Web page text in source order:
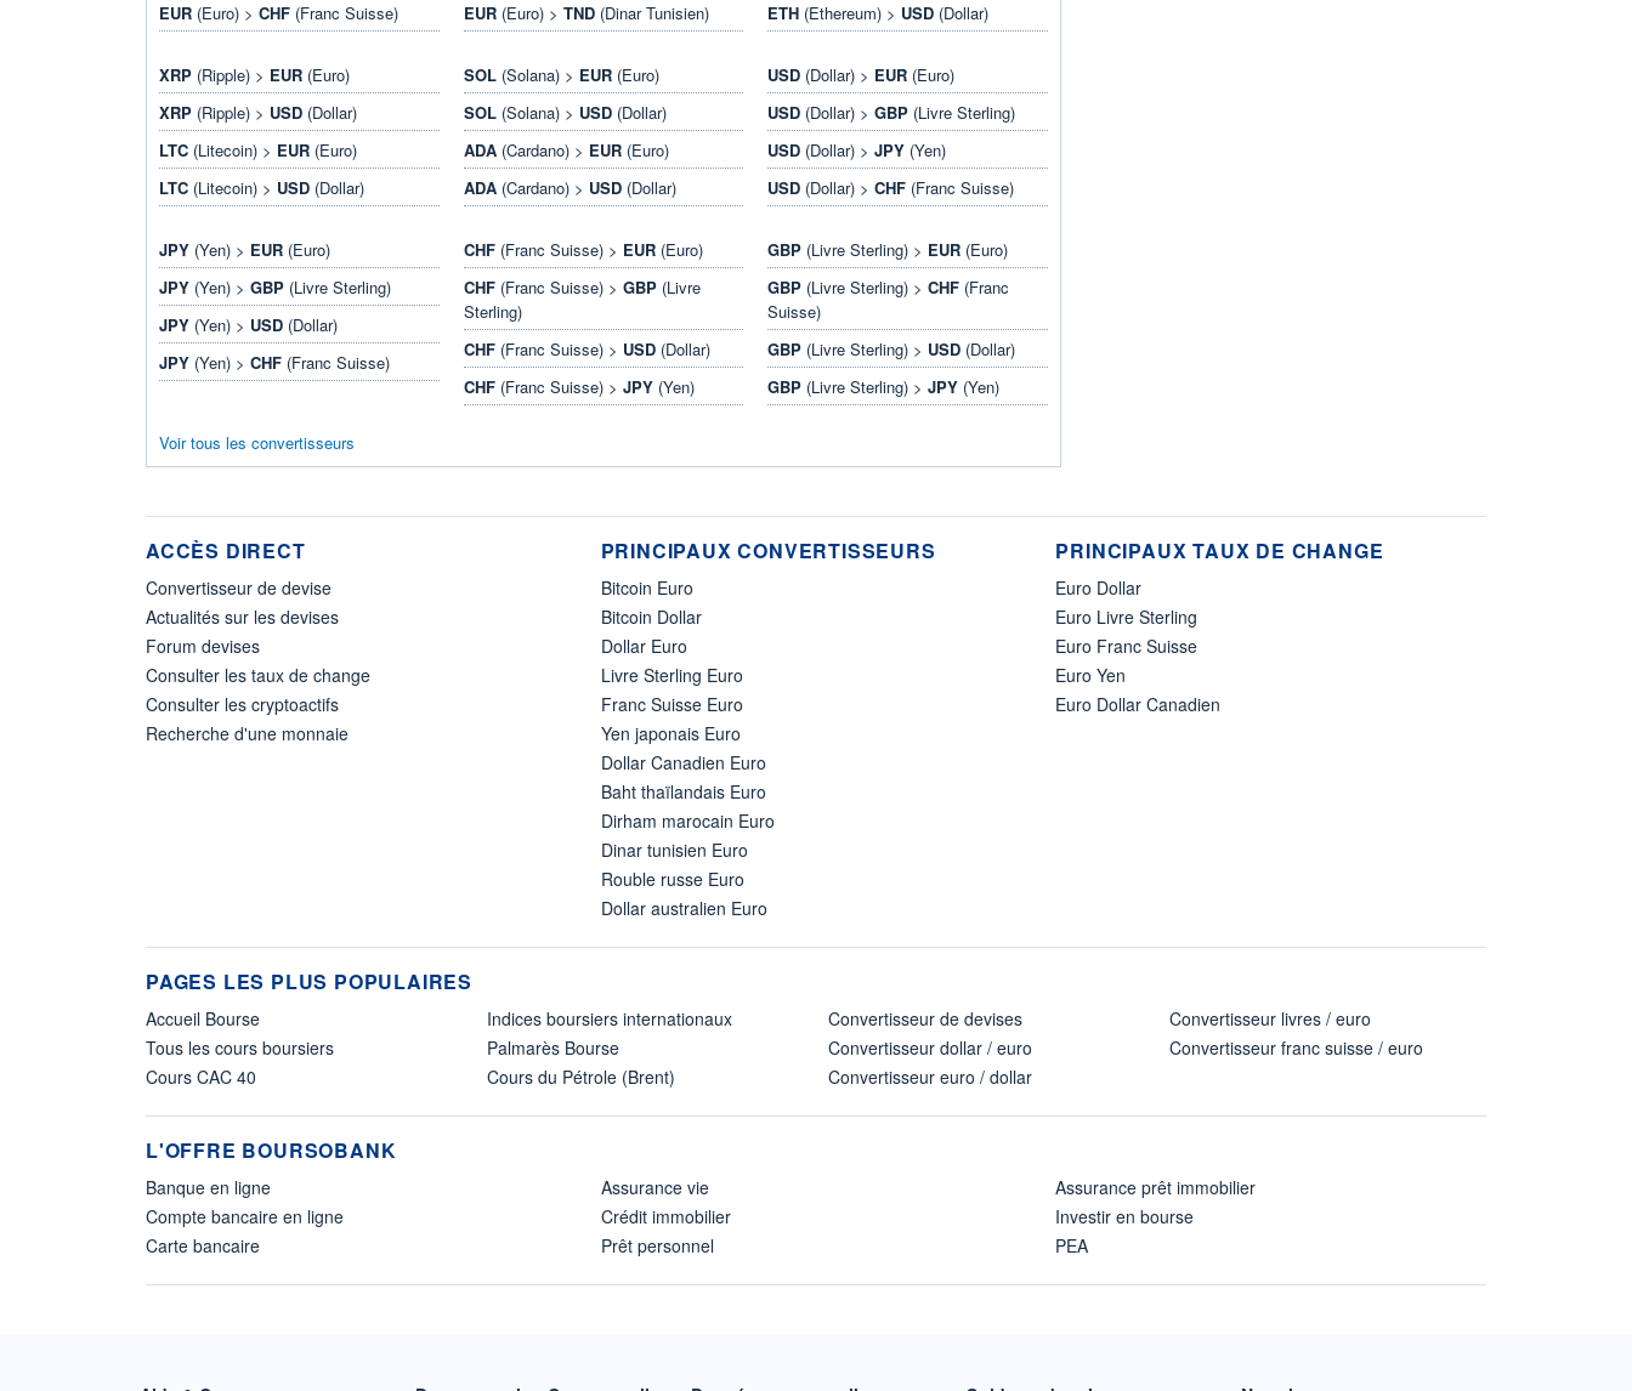
EUR (Euro) > CHF (Franc Suisse)
EUR(Euro) > TND(Dinar Tunisien)
ETH (Ethereum) > USD (Dollar)
XRP (Ripple) > EUR (Euro)
XRP (Ripple) > USD (Dollar)
LTC (Litecoin) > EUR (Euro)
LTC (Litecoin) > USD (Dollar)
SOL(Solana) > EUR(Euro)
SOL(Solana) > USD(Dollar)
ADA(Cardano) > EUR(Euro)
ADA(Cardano) > USD(Dollar)
USD (Dollar) > EUR (Euro)
USD (Dollar) >GBP (Livre Sterling)
USD (Dollar) >JPY (Yen)
USD (Dollar) >CHF (Franc Suisse)
JPY (Yen) > EUR (Euro)
JPY (Yen) > GBP (Livre Sterling)
JPY (Yen) > USD (Dollar)
JPY (Yen) > CHF (Franc Suisse)
CHF(Franc Suisse) > EUR(Euro)
CHF(Franc Suisse) > GBP(Livre
Sterling)
CHF(Franc Suisse) > USD(Dollar)
CHF(Franc Suisse) > JPY(Yen)
GBP (Livre Sterling) > EUR (Euro)
GBP (Livre Sterling) >CHF (Franc
Suisse)
GBP (Livre Sterling) > USD (Dollar)
GBP (Livre Sterling) >JPY (Yen)
Voir tous les convertisseurs
ACCÈS DIRECT
Convertisseur de devise
Actualités sur les devises
Forum devises
Consulter les taux de change
Consulter les cryptoactifs
Recherche d'une monnaie
PRINCIPAUX CONVERTISSEURS
Bitcoin Euro
Bitcoin Dollar
Dollar Euro
Livre Sterling Euro
Franc Suisse Euro
Yen japonais Euro
Dollar Canadien Euro
Baht thaïlandais Euro
Dirham marocain Euro
Dinar tunisien Euro
Rouble russe Euro
Dollar australien Euro
PRINCIPAUX TAUX DE CHANGE
Euro Dollar
Euro Livre Sterling
Euro Franc Suisse
Euro Yen
Euro Dollar Canadien
PAGES LES PLUS POPULAIRES
Accueil Bourse
Tous les cours boursiers
Cours CAC 40
Indices boursiers internationaux
Palmarès Bourse
Cours du Pétrole (Brent)
Convertisseur de devises
Convertisseur dollar / euro
Convertisseur euro / dollar
Convertisseur livres / euro
Convertisseur franc suisse / euro
L'OFFRE BOURSOBANK
Banque en ligne
Compte bancaire en ligne
Carte bancaire
Assurance vie
Crédit immobilier
Prêt personnel
Assurance prêt immobilier
Investir en bourse
PEA